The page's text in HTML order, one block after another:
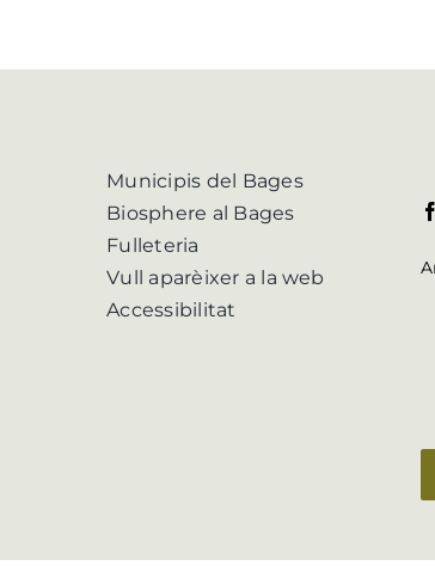
Municipis del Bages
Biosphere al Bages
Fulleteria
Vull aparèixer a la web
Accessibilitat